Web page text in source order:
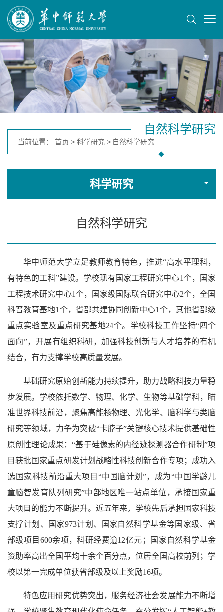
自然科学研究
当前位置： 首页 > 科学研究 > 自然科学研究
科学研究
自然科学研究
华中师范大学立足教师教育特色，推进“高水平理科，
有特色的工科”建设。学校现有国家工程研究中心1个，国家
工程技术研究中心1个，国家级国际联合研究中心2个，全国
科普教育基地1个，省部共建协同创新中心1个，其他省部级
重点实验室及重点研究基地24个。学校科技工作坚持“四个
面向”，开展有组织科研，加强科技创新与人才培养的有机
结合，有力支撑学校高质量发展。
基础研究原始创新能力持续提升，助力战略科技力量稳
步发展。学校依托数学、物理、化学、生物等基础学科，瞄
准世界科技前沿，聚焦高能核物理、光化学、脑科学与类脑
研究等领域，力争为突破“卡脖子”关键核心技术提供基础性
原创性理论成果：“基于硅像素的内径迹探测器合作研制”项
目获批国家重点研发计划战略性科技创新合作专项；成功入
选国家科技前沿重大项目“中国脑计划”，成为“中国学龄儿
童脑智发育队列研究”中部地区唯一站点单位，承接国家重
大项目的能力不断提升。近五年来，学校先后承担国家科技
支撑计划、国家973计划、国家自然科学基金等国家级、省
部级项目600余项，科研经费逾12亿元；国家自然科学基金
资助率高出全国平均十余个百分点，位居全国高校前列；学
校以第一完成单位获省部级及以上奖励16项。
特色应用研究优势突出，服务经济社会发展能力不断增